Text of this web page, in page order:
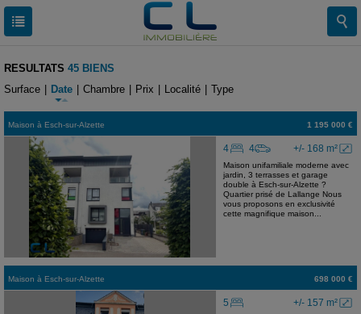
RESULTATS 45 BIENS
Surface
Date Chambre Prix Localité Type
Maison à Esch-sur-Alzette 1 195 000 €
+/- 168 m²
4 4
Maison unifamiliale moderne avec
jardin, 3 terrasses et garage
double à Esch-sur-Alzette ?
Quartier prisé de Lallange Nous
vous proposons en exclusivité
cette magnifique maison...
Maison à Esch-sur-Alzette 698 000 €
+/- 157 m²
5